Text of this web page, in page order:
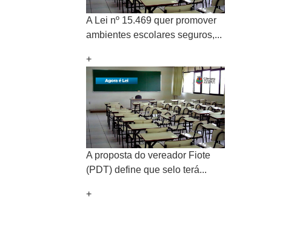
A Lei nº 15.469 quer promover
ambientes escolares seguros,...
+
A proposta do vereador Fiote
(PDT) define que selo terá...
+